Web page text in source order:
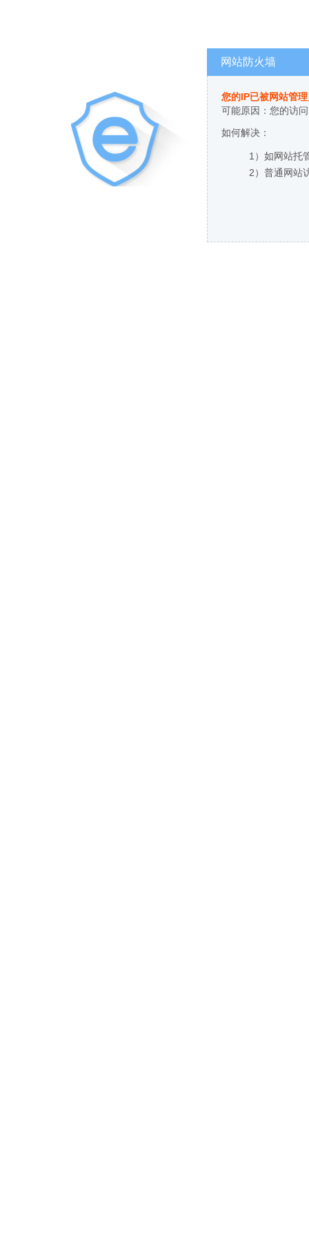
网站防火墙
您的IP已被网站管
可能原因：您的访
如何解决：
1）如网站托
2）普通网站